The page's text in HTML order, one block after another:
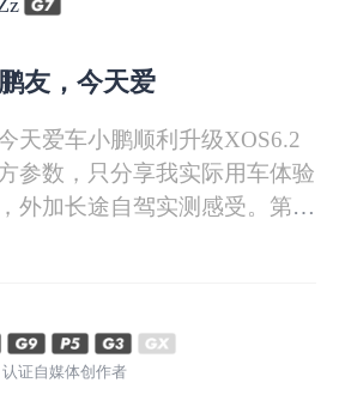
友，今天爱
天爱车小鹏顺利升级XOS6.2
参数，只分享我实际用车体验
外加长途自驾实测感受。第一
航优化。原先续航剩余公里数
，显示布局看着更清爽舒适，
认证自媒体创作者